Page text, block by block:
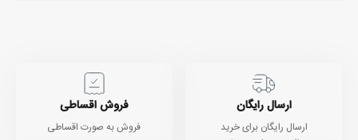
ارسال رایگان
ارسال رایگان برای خرید
فروش اقساطی
فروش به صورت اقساطی